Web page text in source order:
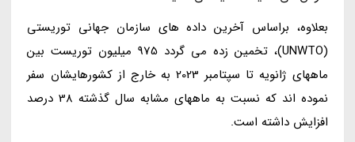
بعلاوه، براساس آخرین داده های سازمان جهانی توریستی
(UNWTO)، تخمین زده می گردد 975 میلیون توریست بین
ماههای ژانویه تا سپتامبر 2023 به خارج از کشورهایشان سفر
نموده اند که نسبت به ماههای مشابه سال گذشته 38 درصد
افزایش داشته است.